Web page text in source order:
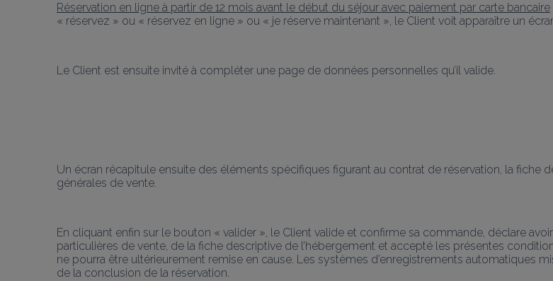
Réservation en ligne à partir de 12 mois avant le début du séjour avec paiement par carte bancaire
« réservez » ou « réservez en ligne » ou « je réserve maintenant », le Client voit apparaître un
Le Client est ensuite invité à compléter une page de données personnelles qu’il valide.
Un écran récapitule ensuite des éléments spécifiques figurant au contrat de réservation, la fiche
générales de vente.
En cliquant enfin sur le bouton « valider », le Client valide et confirme sa commande, déclare
particulières de vente, de la fiche descriptive de l’hébergement et accepté les présentes
ne pourra être ultérieurement remise en cause. Les systèmes d’enregistrements automatiques
de la conclusion de la réservation.